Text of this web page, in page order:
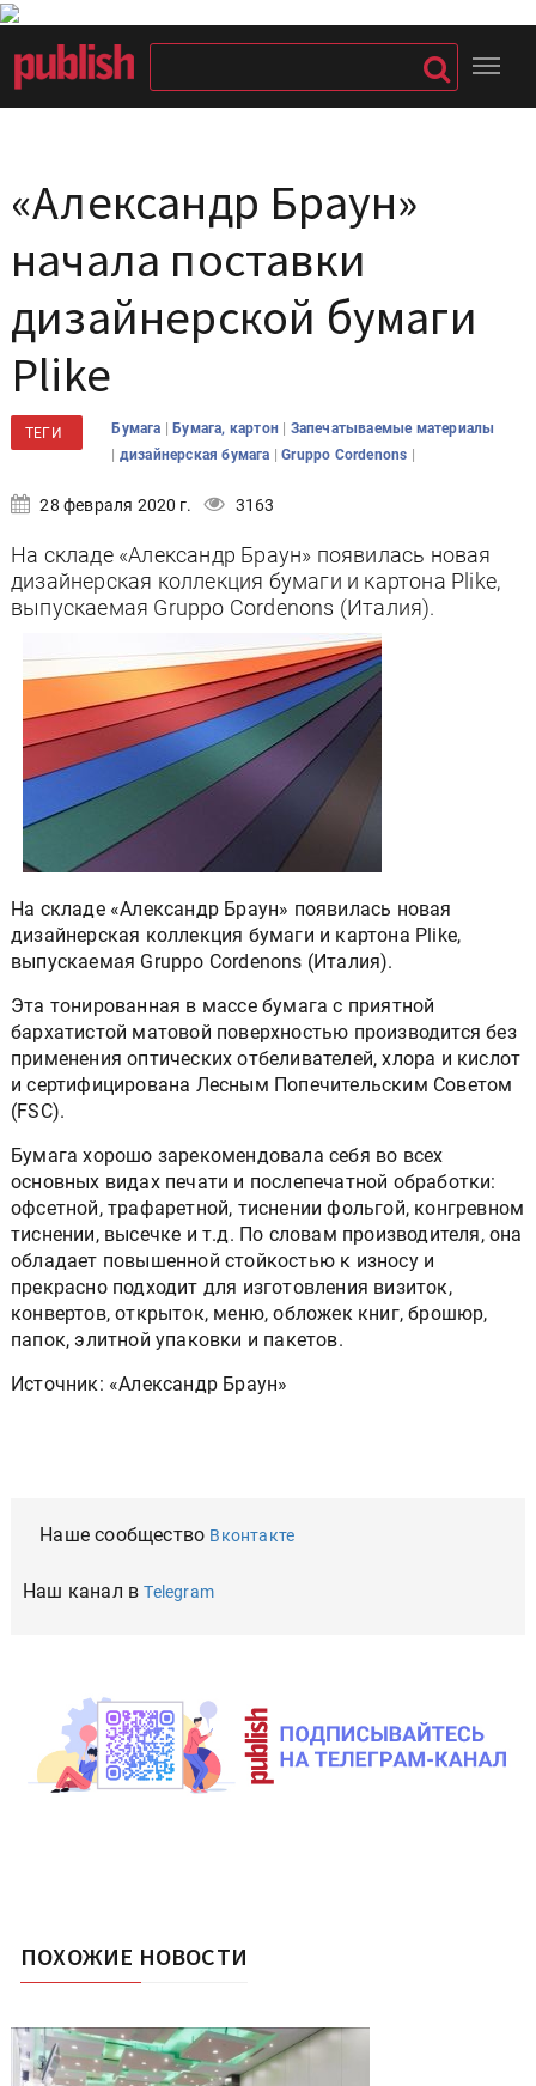
«Александр Браун»
начала поставки
дизайнерской бумаги
Plike
ТЕГИ Бумага |Бумага, картон | Запечатываемые материалы
| дизайнерская бумага |Gruppo Cordenons |
28 февраля 2020 г. 3163
На складе «Александр Браун» появилась новая
дизайнерская коллекция бумаги и картона Plike,
выпускаемая Gruppo Cordenons (Италия).
На складе «Александр Браун» появилась новая
дизайнерская коллекция бумаги и картона Plike,
выпускаемая Gruppo Cordenons (Италия).
Эта тонированная в массе бумага с приятной
бархатистой матовой поверхностью производится без
применения оптических отбеливателей, хлора и кислот
и сертифицирована Лесным Попечительским Советом
(FSC).
Бумага хорошо зарекомендовала себя во всех
основных видах печати и послепечатной обработки:
офсетной, трафаретной, тиснении фольгой, конгревном
тиснении, высечке и т.д. По словам производителя, она
обладает повышенной стойкостью к износу и
прекрасно подходит для изготовления визиток,
конвертов, открыток, меню, обложек книг, брошюр,
папок, элитной упаковки и пакетов.
Источник: «Александр Браун»
Наше сообщество Вконтакте
Наш канал вTelegram
ПОХОЖИЕ НОВОСТИ